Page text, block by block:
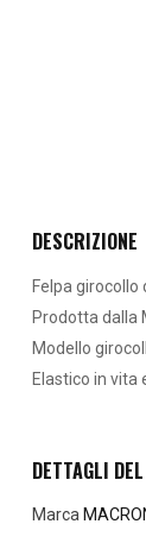
DESCRIZIONE
Felpa girocollo
Prodotta dalla
Modello
Elastico in vita
DETTAGLI
Marca